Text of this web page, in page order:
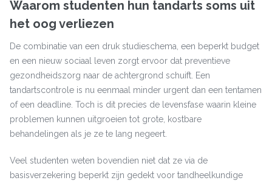
Waarom studenten hun tandarts soms uit
het oog verliezen
De combinatie van een druk studieschema, een beperkt budget
en een nieuw sociaal leven zorgt ervoor dat preventieve
gezondheidszorg naar de achtergrond schuift. Een
tandartscontrole is nu eenmaal minder urgent dan een tentamen
of een deadline. Toch is dit precies de levensfase waarin kleine
problemen kunnen uitgroeien tot grote, kostbare
behandelingen als je ze te lang negeert.
Veel studenten weten bovendien niet dat ze via de
basisverzekering beperkt zijn gedekt voor tandheelkundige